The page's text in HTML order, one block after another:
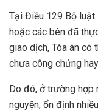
Tại Điều 129 Bộ luật
hoặc các bên đã
giao dịch, Tòa án có
chưa công chứng
Do đó, ở trường hợp
nguyện, ổn định